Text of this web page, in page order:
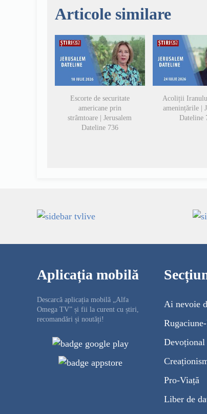
Articole similare
Escorte de securitate
americane prin
strâmtoare | Jerusalem
Dateline 736
Acoliții
amenințările |
Dateline
Aplicația mobilă
Descarcă aplicația mobilă „Alfa
Omega TV” și fii la curent cu știri,
recomandări și noutăți!
Ai nevoie
Devoțional
Pro-Viață
Liber de